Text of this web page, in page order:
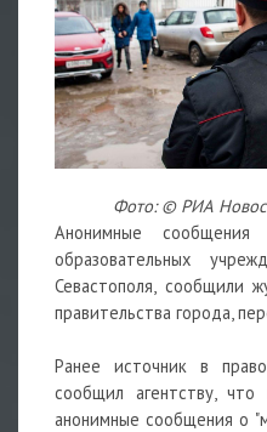
Фото: © РИА
Анонимные
образовательных
Севастополя, сообщили
правительства города,
Ранее источник в
сообщил агентству, что
анонимные сообщения о